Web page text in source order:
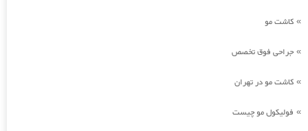
» کاشت مو
» جراحی فوق تخصص
» کاشت مو در تهران
» فولیکول مو چیست